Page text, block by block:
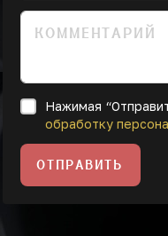
Нажимая
обработку
ОТПРАВИТЬ